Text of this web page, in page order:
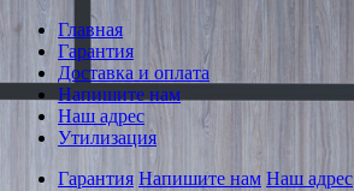
Главная
Гарантия
Доставка и оплата
Напишите нам
Наш адрес
Утилизация
Гарантия Напишите нам Наш адрес